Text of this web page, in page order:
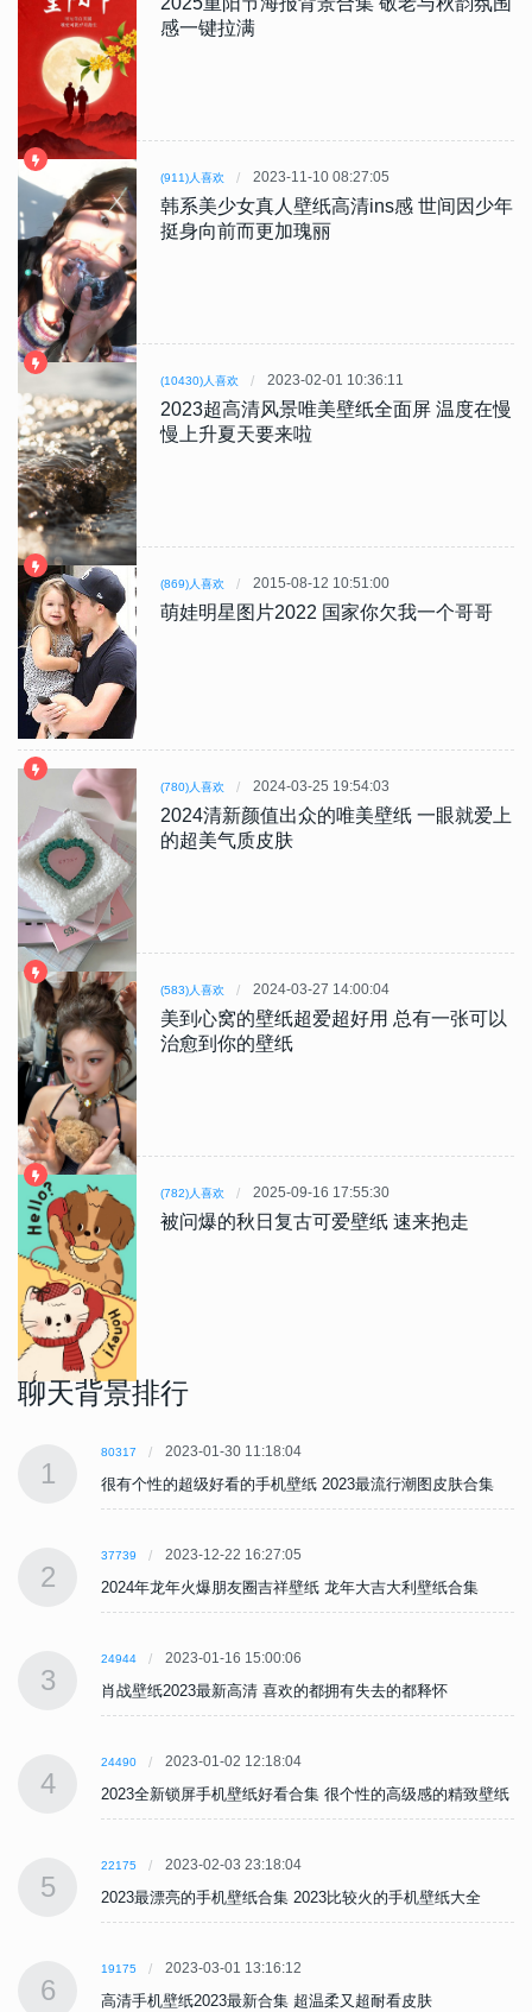
感一键拉满
(911)人喜欢 2023-11-10 08:27:05
韩系美少女真人壁纸高清ins感 世间因少年
挺身向前而更加瑰丽
(10430)人喜欢 2023-02-01 10:36:11
2023超高清风景唯美壁纸全面屏 温度在慢
慢上升夏天要来啦
(869)人喜欢 2015-08-12 10:51:00
萌娃明星图片2022 国家你欠我一个哥哥
(780)人喜欢 2024-03-25 19:54:03
2024清新颜值出众的唯美壁纸 一眼就爱上
的超美气质皮肤
(583)人喜欢 2024-03-27 14:00:04
美到心窝的壁纸超爱超好用 总有一张可以
治愈到你的壁纸
(782)人喜欢 2025-09-16 17:55:30
被问爆的秋日复古可爱壁纸 速来抱走
聊天背景排行
1
80317 2023-01-30 11:18:04
很有个性的超级好看的手机壁纸 2023最流行潮图皮肤合集
2
37739 2023-12-22 16:27:05
2024年龙年火爆朋友圈吉祥壁纸 龙年大吉大利壁纸合集
3
24944 2023-01-16 15:00:06
肖战壁纸2023最新高清 喜欢的都拥有失去的都释怀
4
24490 2023-01-02 12:18:04
2023全新锁屏手机壁纸好看合集 很个性的高级感的精致壁纸
5
22175 2023-02-03 23:18:04
2023最漂亮的手机壁纸合集 2023比较火的手机壁纸大全
6
19175 2023-03-01 13:16:12
高清手机壁纸2023最新合集 超温柔又超耐看皮肤